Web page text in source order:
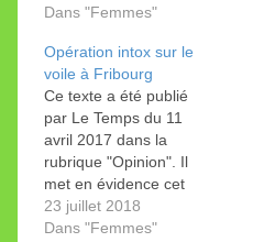
positions de la
contre le racisme
(CFR)? C’est le cas de
nombreux citoyens,
dont je fais partie. La
première interrogation
concerne sa mission
centrale: lutter contre
les discriminations.
Ce…
Dans "Femmes"
Opération intox sur le
voile à Fribourg
Ce texte a été publié
par Le Temps du 11
avril 2017 dans la
rubrique "Opinion". Il
met en évidence cet
extraordinaire
renversement: les
23 juillet 2018
Dans "Femmes"